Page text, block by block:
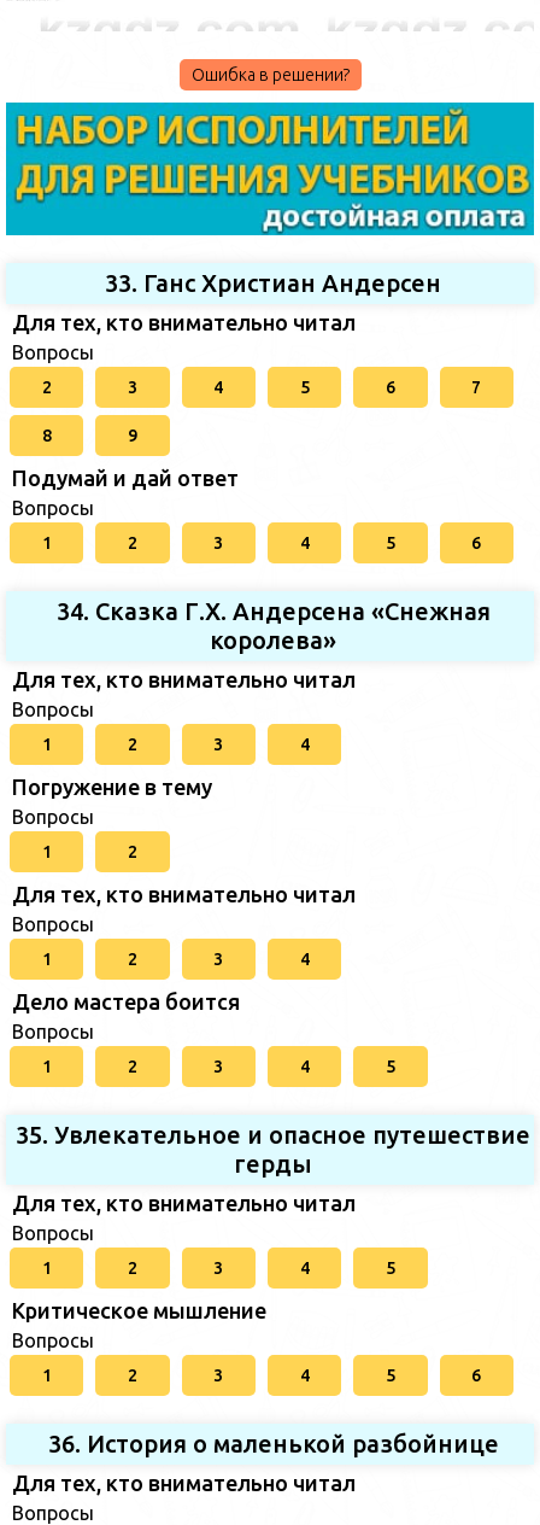
Ошибка в решении?
33. Ганс Христиан Андерсен
Для тех, кто внимательно читал
Вопросы
2 3 4 5 6 7
8 9
Подумай и дай ответ
Вопросы
1 2 3 4 5 6
34. Сказка Г.Х. Андерсена «Снежная
королева»
Для тех, кто внимательно читал
Вопросы
1 2 3 4
Погружение в тему
Вопросы
1 2
Для тех, кто внимательно читал
Вопросы
1 2 3 4
Дело мастера боится
Вопросы
1 2 3 4 5
35. Увлекательное и опасное путешествие
герды
Для тех, кто внимательно читал
Вопросы
1 2 3 4 5
Критическое мышление
Вопросы
1 2 3 4 5 6
36. История о маленькой разбойнице
Для тех, кто внимательно читал
Вопросы